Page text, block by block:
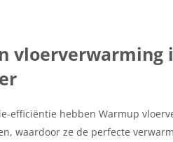
vloerverwarming
efficiëntie hebben Warmup
waardoor ze de perfecte